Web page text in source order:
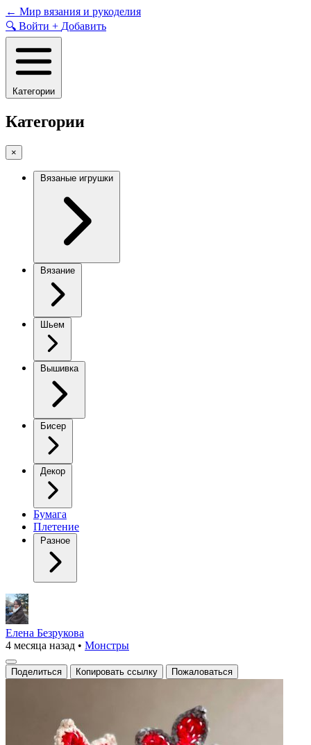
Skip
to
content
← Мир вязания и рукоделия
🔍 Войти + Добавить
Категории
Категории
×
Вязаные игрушки
Вязание
Шьем
Вышивка
Бисер
Декор
Бумага
Плетение
Разное
Демогоргон
Автор:
marina.shershneva
Елена Безрукова
4 месяца назад • Монстры
Поделиться Копировать ссылку Пожаловаться